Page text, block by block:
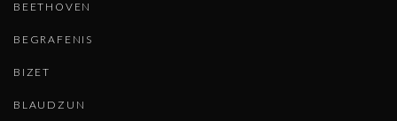
BEETHOVEN
BEGRAFENIS
BIZET
BLAUDZUN